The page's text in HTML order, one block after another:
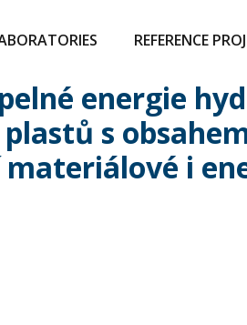
REFERENCE
energie
s
i